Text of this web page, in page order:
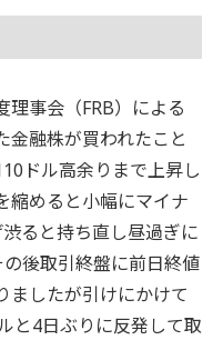
事会（FRB）による
金融株が買われたこと
ドル高余りまで上昇し
縮めると小幅にマイナ
ると持ち直し昼過ぎに
後取引終盤に前日終値
ましたが引けにかけて
と4日ぶりに反発して取